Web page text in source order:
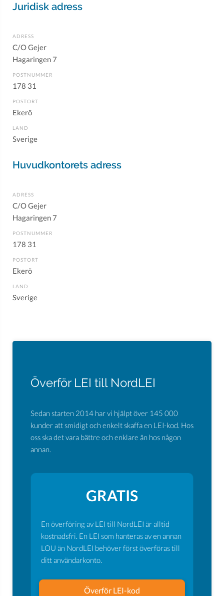
Juridisk adress
ADRESS
C/O Gejer
Hagaringen 7
POSTNUMMER
178 31
POSTORT
Ekerö
LAND
Sverige
Huvudkontorets adress
ADRESS
C/O Gejer
Hagaringen 7
POSTNUMMER
178 31
POSTORT
Ekerö
LAND
Sverige
Överför LEI till NordLEI
Sedan starten 2014 har vi hjälpt över 145 000
kunder att smidigt och enkelt skaffa en LEI-kod. Hos
oss ska det vara bättre och enklare än hos någon
annan.
GRATIS
En överföring av LEI till NordLEI är alltid
kostnadsfri. En LEI som hanteras av en annan
LOU än NordLEI behöver först överföras till
ditt användarkonto.
Överför LEI-kod